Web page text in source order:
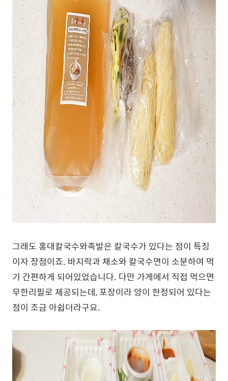
그래도 홍대칼국수와족발은 칼국수가 있다는 점이 특징
이자 장점이죠. 바지락과 채소와 칼국수면이 소분하여 먹
기 간편하게 되어있었습니다. 다만 가게에서 직접 먹으면
무한리필로 제공되는데, 포장이라 양이 한정되어 있다는
점이 조금 아쉽더라구요.